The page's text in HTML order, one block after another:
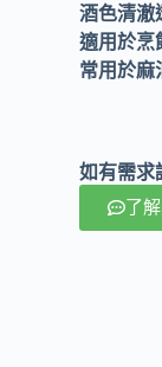
酒色清澈
適用於烹
常用於麻
如有需求
了